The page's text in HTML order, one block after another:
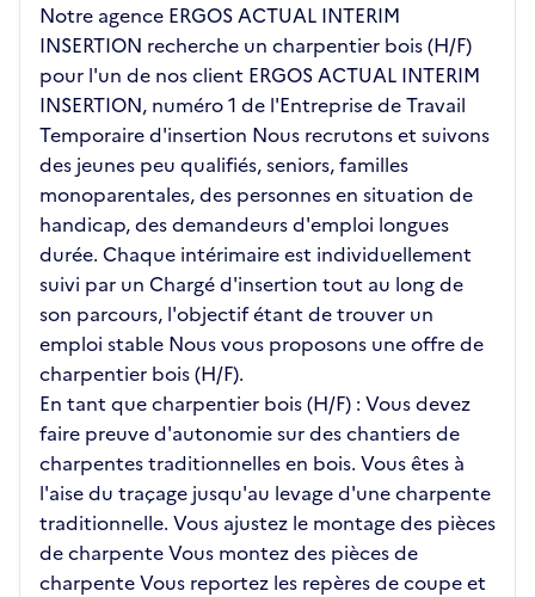
Notre agence ERGOS ACTUAL INTERIM
INSERTION recherche un charpentier bois (H/F)
pour l'un de nos client ERGOS ACTUAL INTERIM
INSERTION, numéro 1 de l'Entreprise de Travail
Temporaire d'insertion Nous recrutons et suivons
des jeunes peu qualifiés, seniors, familles
monoparentales, des personnes en situation de
handicap, des demandeurs d'emploi longues
durée. Chaque intérimaire est individuellement
suivi par un Chargé d'insertion tout au long de
son parcours, l'objectif étant de trouver un
emploi stable Nous vous proposons une offre de
charpentier bois (H/F).
En tant que charpentier bois (H/F) : Vous devez
faire preuve d'autonomie sur des chantiers de
charpentes traditionnelles en bois. Vous êtes à
l'aise du traçage jusqu'au levage d'une charpente
traditionnelle. Vous ajustez le montage des pièces
de charpente Vous montez des pièces de
charpente Vous reportez les repères de coupe et